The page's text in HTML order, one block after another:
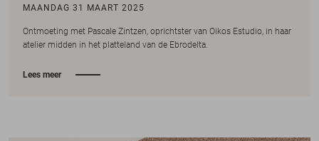
MAANDAG 31 MAART 2025
Ontmoeting met Pascale Zintzen, oprichtster van Oikos Estudio, in haar
atelier midden in het platteland van de Ebrodelta.
Lees meer